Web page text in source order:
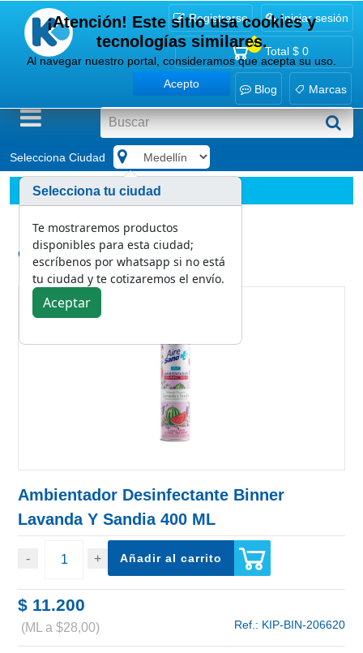
Registrarse Iniciar sesión
0
Total $ 0
Blog Marcas
Selecciona Ciudad
Marcas
Binner
Ambientador Desinfectante Binner Lavanda y Sandia 400
Categoría:
Binner
Ambientador Desinfectante Binner
Lavanda Y Sandia 400 ML
Añadir al carrito
$ 11.200
(ML a $28,00) Ref.: KIP-BIN-206620
¡Atención! Este sitio usa cookies y
tecnologías similares.
Al navegar nuestro portal, consideramos que acepta su uso.
Acepto
Selecciona tu ciudad
Te mostraremos productos
disponibles para esta ciudad;
escríbenos por whatsapp si no está
tu ciudad y te cotizaremos el envío.
Aceptar